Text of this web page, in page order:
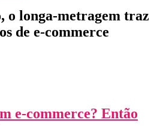
o longa-metragem traz
de e-commerce
e-commerce? Então